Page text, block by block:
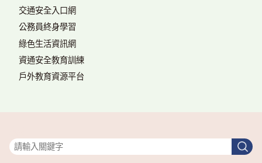
交通安全入口網
公務員終身學習
綠色生活資訊網
資通安全教育訓練
戶外教育資源平台
搜
尋